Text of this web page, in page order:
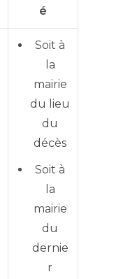
é
Soit à
la
mairie
du lieu
du
décès
Soit à
la
mairie
du
dernie
r